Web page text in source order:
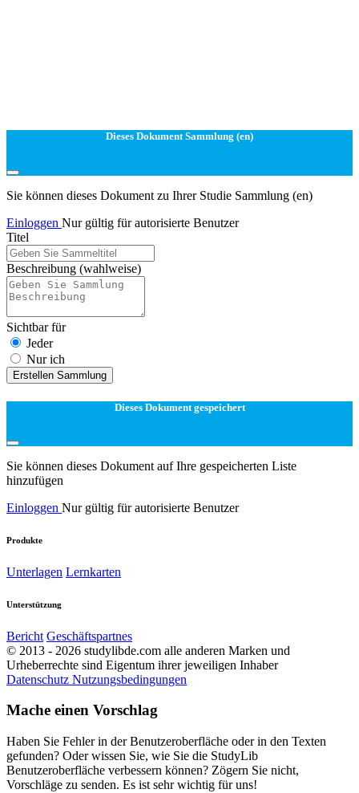
Dieses Dokument Sammlung (en)
Sie können dieses Dokument zu Ihrer Studie Sammlung (en)
Einloggen Nur gültig für autorisierte Benutzer
Titel
Beschreibung (wahlweise)
Sichtbar für
Jeder
Nur ich
Erstellen Sammlung
Dieses Dokument gespeichert
Sie können dieses Dokument auf Ihre gespeicherten Liste
hinzufügen
Einloggen Nur gültig für autorisierte Benutzer
Produkte
Unterlagen Lernkarten
Unterstützung
Bericht Geschäftspartnes
© 2013 - 2026 studylibde.com alle anderen Marken und
Urheberrechte sind Eigentum ihrer jeweiligen Inhaber
Datenschutz Nutzungsbedingungen
Mache einen Vorschlag
Haben Sie Fehler in der Benutzeroberfläche oder in den Texten
gefunden? Oder wissen Sie, wie Sie die StudyLib
Benutzeroberfläche verbessern können? Zögern Sie nicht,
Vorschläge zu senden. Es ist sehr wichtig für uns!